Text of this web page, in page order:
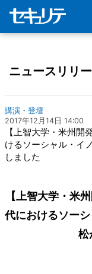
ニュースリリ
講演・登壇
2017年12月14日 14:00
【上智大学・米州開
けるソーシャル・イ
しました
【上智大学・米
代におけるソー
松